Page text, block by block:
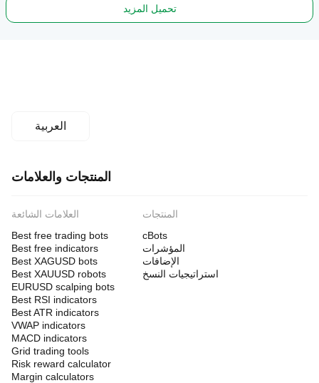
تحميل المزيد
العربية
المنتجات والعلامات
العلامات الشائعة
Best free trading bots
Best free indicators
Best XAGUSD bots
Best XAUUSD robots
EURUSD scalping bots
Best RSI indicators
Best ATR indicators
VWAP indicators
MACD indicators
Grid trading tools
Risk reward calculator
Margin calculators
المنتجات
cBots
المؤشرات
الإضافات
استراتيجيات النسخ